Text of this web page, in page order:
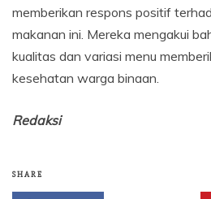
memberikan respons positif
makanan ini. Mereka mengakui
kualitas dan variasi menu
kesehatan warga binaan.
Redaksi
SHARE